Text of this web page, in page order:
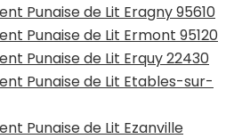
Punaise de Lit Eragny 95610
Punaise de Lit Ermont 95120
Punaise de Lit Erquy 22430
Punaise de Lit Etables-sur-
Punaise de Lit Ezanville